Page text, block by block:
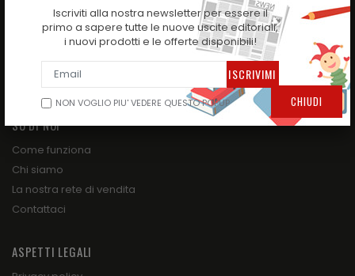
Iscriviti alla nostra newsletter per essere il
primo a sapere tutte le nuove uscite editoriali,
i nuovi prodotti e le offerte disponibili!
NON VOGLIO PIU' VEDERE QUESTO POPUP CHIUDI
NATALE STA ARRIVANDO !!!
GIOCHI E TUTTO PER IL DIVERTIMENTO DEI BAMBINI!
TUTTO PER LA SCUOLA
SU DI NOI
Come funziona
Chi siamo
La nostra rete di vendita
Contattaci
ASPETTI LEGALI